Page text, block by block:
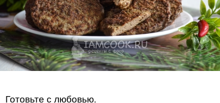
Готовьте с любовью.